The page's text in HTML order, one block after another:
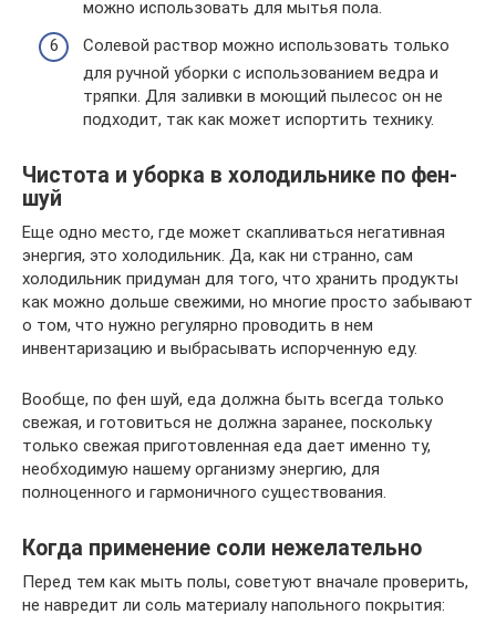
можно использовать для мытья пола.
Солевой раствор можно использовать только
для ручной уборки с использованием ведра и
тряпки. Для заливки в моющий пылесос он не
подходит, так как может испортить технику.
Чистота и уборка в холодильнике по фен-
шуй
Еще одно место, где может скапливаться негативная
энергия, это холодильник. Да, как ни странно, сам
холодильник придуман для того, что хранить продукты
как можно дольше свежими, но многие просто забывают
о том, что нужно регулярно проводить в нем
инвентаризацию и выбрасывать испорченную еду.
Вообще, по фен шуй, еда должна быть всегда только
свежая, и готовиться не должна заранее, поскольку
только свежая приготовленная еда дает именно ту,
необходимую нашему организму энергию, для
полноценного и гармоничного существования.
Когда применение соли нежелательно
Перед тем как мыть полы, советуют вначале проверить,
не навредит ли соль материалу напольного покрытия: